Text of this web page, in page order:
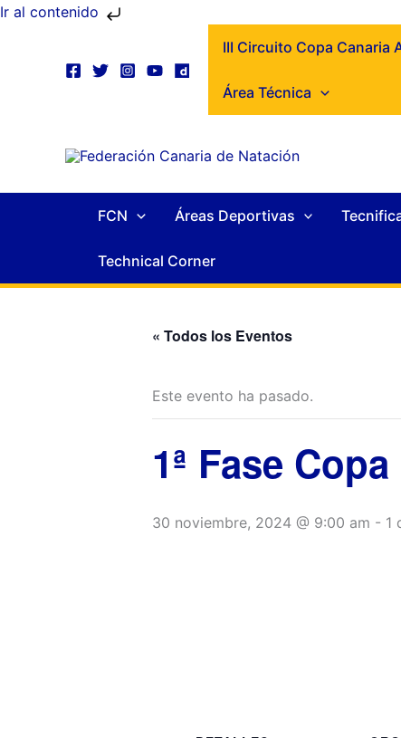
Ir al contenido
Ir
III Circuito Copa Canaria
Área Técnica
FCN Áreas Deportivas
Technical Corner
« Todos los Eventos
Este evento ha pasado.
1ª Fase
30 noviembre, 2024 @ 9:00 am - 1